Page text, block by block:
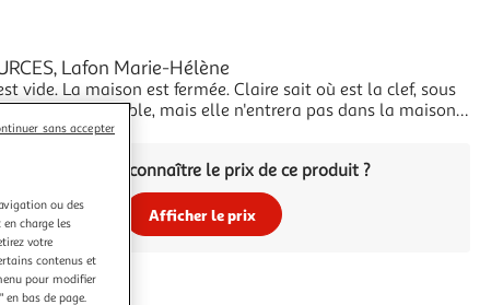
Lafon Marie-Hélène
vide. La maison est fermée. Claire sait où est la clef, sous
derrière l'érable, mais elle n'entrera pas dans la maison.
plus. Elle serait venue même sous la pluie, même si
+
Vous voulez connaître le prix de ce produit ?
Afficher le prix
ou des
charge les
votre
contenus et
pour modifier
bas de page.
sans accepter